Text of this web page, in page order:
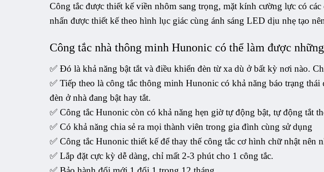
Công tắc được thiết kế viền nhôm sang trọng, mặt kính cường lực có
nhấn được thiết kế theo hình lục giác cùng ánh sáng LED dịu nhẹ tạo
Công tắc nhà thông minh Hunonic có thể làm được
✅ Đó là khả năng bật tắt và điều khiển đèn từ xa dù ở bất kỳ nơi nào.
✅ Tiếp theo là công tắc thông minh Hunonic có khả năng báo trạng
đèn ở nhà đang bật hay tắt.
✅ Công tắc Hunonic còn có khả năng hẹn giờ tự động bật, tự động tắt
✅ Có khả năng chia sẻ ra mọi thành viên trong gia đình cùng sử dụng
✅ Công tắc Hunonic thiết kế để thay thế công tắc cơ hình chữ nhật nên
✅ Lắp đặt cực kỳ dễ dàng, chỉ mất 2-3 phút cho 1 công tắc.